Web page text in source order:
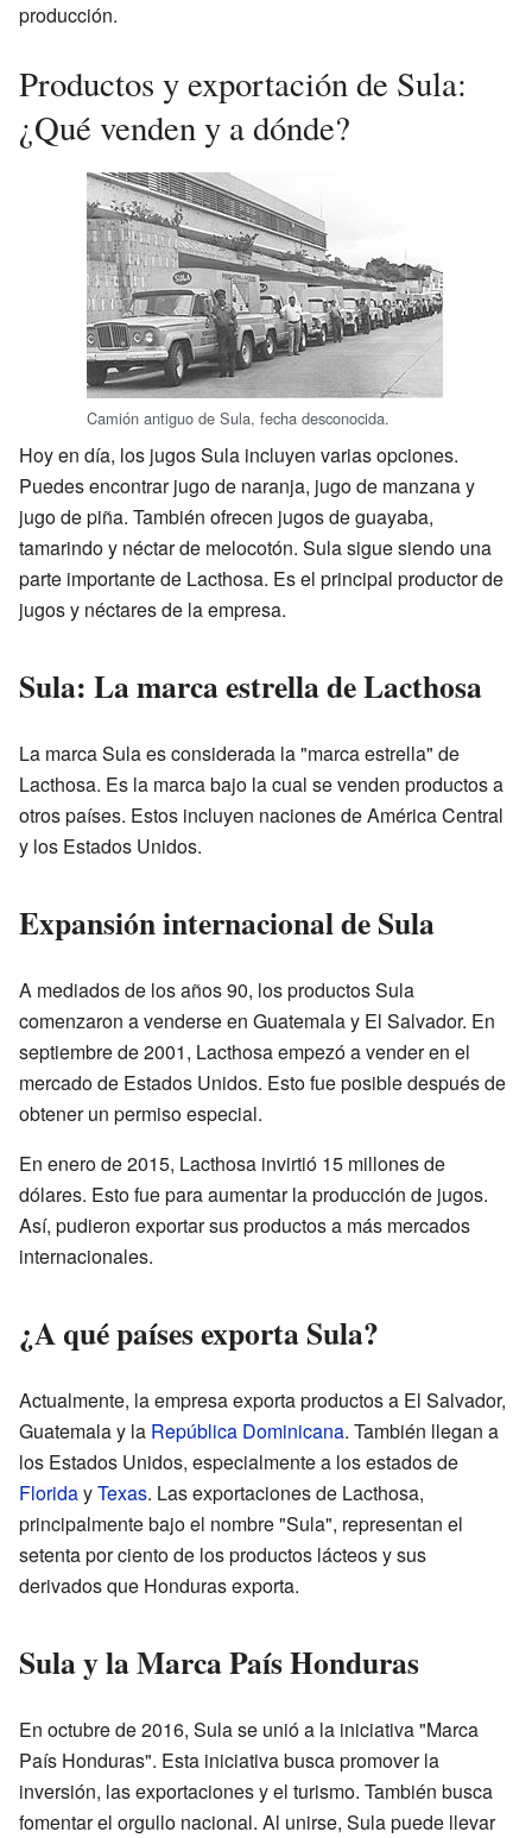
producción.
Productos y exportación de Sula:
¿Qué venden y a dónde?
Camión antiguo de Sula, fecha desconocida.
Hoy en día, los jugos Sula incluyen varias opciones.
Puedes encontrar jugo de naranja, jugo de manzana y
jugo de piña. También ofrecen jugos de guayaba,
tamarindo y néctar de melocotón. Sula sigue siendo una
parte importante de Lacthosa. Es el principal productor de
jugos y néctares de la empresa.
Sula: La marca estrella de Lacthosa
La marca Sula es considerada la "marca estrella" de
Lacthosa. Es la marca bajo la cual se venden productos a
otros países. Estos incluyen naciones de América Central
y los Estados Unidos.
Expansión internacional de Sula
A mediados de los años 90, los productos Sula
comenzaron a venderse en Guatemala y El Salvador. En
septiembre de 2001, Lacthosa empezó a vender en el
mercado de Estados Unidos. Esto fue posible después de
obtener un permiso especial.
En enero de 2015, Lacthosa invirtió 15 millones de
dólares. Esto fue para aumentar la producción de jugos.
Así, pudieron exportar sus productos a más mercados
internacionales.
¿A qué países exporta Sula?
Actualmente, la empresa exporta productos a El Salvador,
Guatemala y la República Dominicana. También llegan a
los Estados Unidos, especialmente a los estados de
FloridayTexas. Las exportaciones de Lacthosa,
principalmente bajo el nombre "Sula", representan el
setenta por ciento de los productos lácteos y sus
derivados que Honduras exporta.
Sula y la Marca País Honduras
En octubre de 2016, Sula se unió a la iniciativa "Marca
País Honduras". Esta iniciativa busca promover la
inversión, las exportaciones y el turismo. También busca
fomentar el orgullo nacional. Al unirse, Sula puede llevar